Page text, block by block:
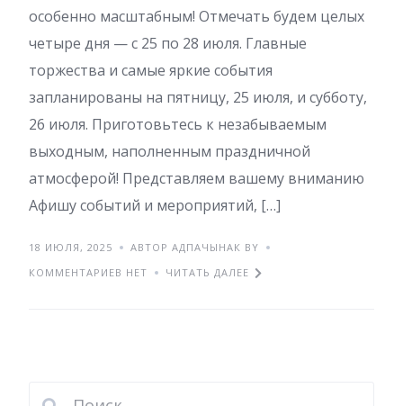
особенно масштабным! Отмечать будем целых
четыре дня — с 25 по 28 июля. Главные
торжества и самые яркие события
запланированы на пятницу, 25 июля, и субботу,
26 июля. Приготовьтесь к незабываемым
выходным, наполненным праздничной
атмосферой! Представляем вашему вниманию
Афишу событий и мероприятий, […]
18 ИЮЛЯ, 2025
АВТОР АДПАЧЫНАК BY
КОММЕНТАРИЕВ НЕТ
ЧИТАТЬ ДАЛЕЕ